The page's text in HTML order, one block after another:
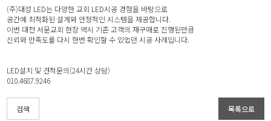
(주)대성 LED는 다양한 교회 LED시공 경험을 바탕으로
공간에 최적화된 설계와 안정적인 시스템을 제공합니다.
이번 대전 서문교회 현장 역시 기존 고객의 재구매로 진행된만큼
신뢰와 만족도를 다시 한번 확인할 수 있었던 시공 사례입니다.
LED설치 및 견적문의(24시간 상담)
010.4687.9246
검색 목록으로